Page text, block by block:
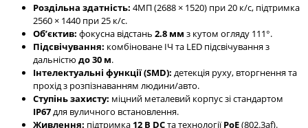
Роздільна здатність: 4МП (2688 × 1520) при 20 к/с, підтримка
2560 × 1440 при 25 к/с.
Обʼєктив: фокусна відстань 2.8 мм з кутом огляду 111°.
Підсвічування: комбіноване ІЧ та LED підсвічування з
дальністю до 30 м.
Інтелектуальні функції (SMD): детекція руху, вторгнення та
прохід з розпізнаванням людини/авто.
Ступінь захисту: міцний металевий корпус зі стандартом
IP67для вуличного встановлення.
Живлення: підтримка 12 В DCта технологіїPoE(802.3af).